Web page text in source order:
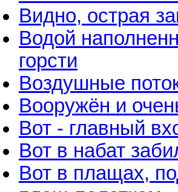
Видно, острая
Водой
горсти
Воздушные
Вооружён и
Вот - главный
Вот в набат
Вот в плащах,